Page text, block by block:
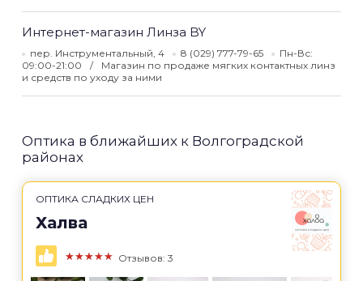
Интернет-магазин Линза BY
пер. Инструментальный, 4 8 (029) 777-79-65
Пн-Вс:
09:00-21:00
Магазин по продаже мягких контактных линз
и средств по уходу за ними
Оптика в ближайших к Волгоградской
районах
ОПТИКА СЛАДКИХ ЦЕН
Халва
★★★★★ Отзывов: 3